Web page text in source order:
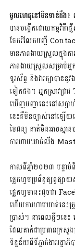
មូលហេតុនៅមិនទាន់ដឹង៖
បានបង្កើតដោយកម្មវិធី
ចែករំលែកបញ្ជី
មានភាពងាយស្រួលក្នុងក
ភាពងាយស្រួលសម្រាប់អ្ន
ទូរស័ព្ទ និងវារក្សាបាននូ
ទៀតផង។ អ្នកស្រាវជ្រ
ឃើញបញ្ហានេះនៅសប្ត
នេះគឺមិនច្បាស់នៅឡើ
ចៃដន្យ គាត់មិនអាចស្មា
ការហាមឃាត់លីង
កាលពីឆ្នាំ២០២៣ បន្
ផ្លេតហ្វមប្រព័ន្ធផ្សព្វផ្ស
ផ្លេតហ្វមនេះដូចជា
ហើយការហាមឃាត់នេះត្រូ
ប្រាស់។ នាពេលថ្មីៗន
ដែលគាត់ជាប្រធានក្រសួ
ទិន្នន័យពីទីភ្នាក់ងាររដ្ឋ